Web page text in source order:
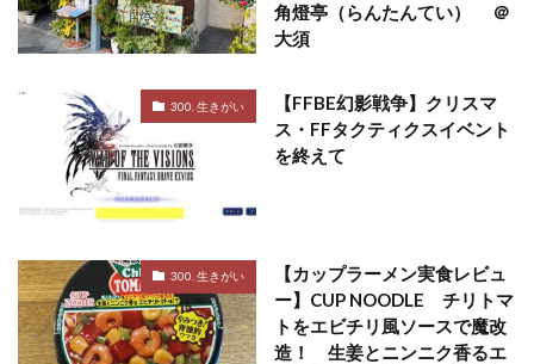
角燈亭（らんたんてい） ＠
大須
300. 生きがい
【FFBE幻影戦争】クリスマ
ス・FFタクティクスイベント
を終えて
300. 生きがい
【カップラーメン実食レビュ
ー】CUP NOODLE チリトマ
トをエビチリ風ソースで魔改
造！ 生姜とニンニク香るエ